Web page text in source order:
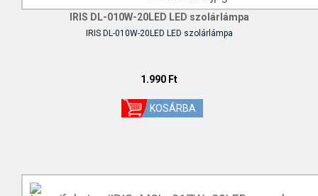
IRIS DL-010W-20LED LED szolárlámpa
IRIS DL-010W-20LED LED szolárlámpa
1.990 Ft